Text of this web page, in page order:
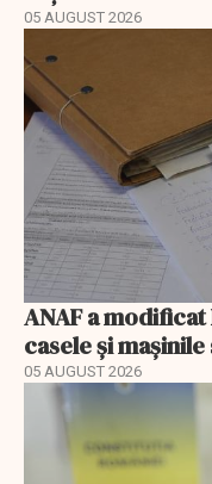
05 AUGUST 2026
ANAF a
casele și
05 AUGUST 2026